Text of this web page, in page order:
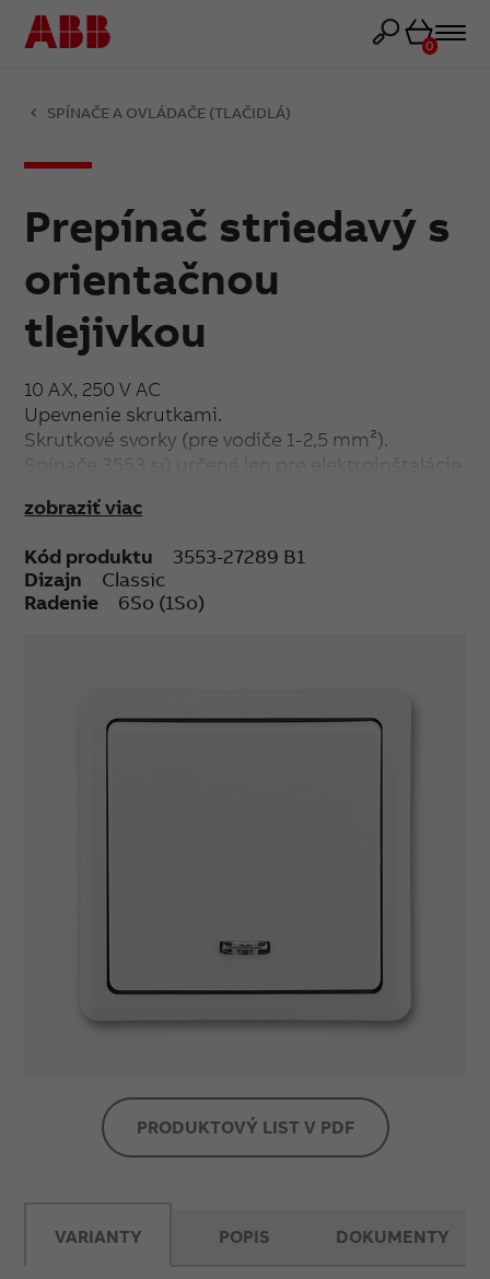
Košík
0
SPÍNAČE A OVLÁDAČE (TLAČIDLÁ)
Prepínač striedavý s
orientačnou
tlejivkou
10 AX, 250 V AC
Upevnenie skrutkami.
Skrutkové svorky (pre vodiče 1-2,5 mm²).
Spínače 3553 sú určené len pre elektroinštalácie
montáž.
spôsobovať blikanie úsporných svetelných
zdrojov (napr. kompaktných žiariviek alebo LED).
zobraziť viac
Kód produktu
3553-27289 B1
Dizajn
Classic
Radenie
6So (1So)
PRODUKTOVÝ LIST V PDF
VARIANTY POPIS DOKUMENTY